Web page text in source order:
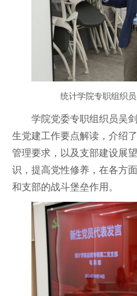
统计学院专职组织
学院党委专职组织员吴
生党建工作要点解读，介绍
管理要求，以及支部建设展
识，提高党性修养，在各方
和支部的战斗堡垒作用。